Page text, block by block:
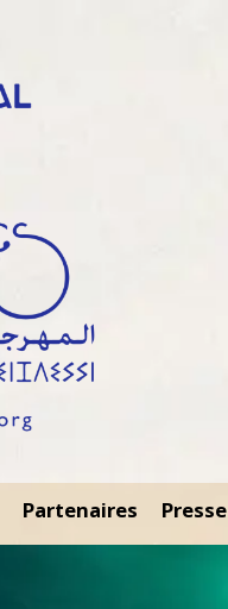
Partenaires Presse